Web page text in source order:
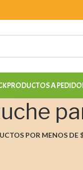
PRODUCTOS A PEDIDO
POR MENOS DE